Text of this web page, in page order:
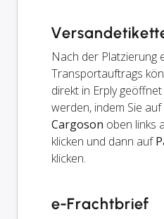
Nach der Platzierung
Transportauftrags
direkt in Erply
werden, indem Sie
Cargoson oben links
klicken und dann auf
klicken.
e-Frachtbrief